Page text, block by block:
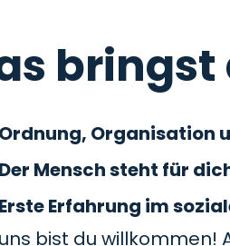
Ordnung, Organisation
Der Mensch steht für
Erste Erfahrung im
uns bist du willkommen!